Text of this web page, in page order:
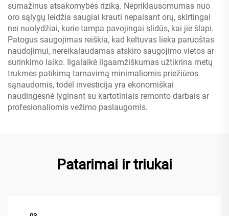
sumažinus atsakomybės riziką. Nepriklausomumas nuo
oro sąlygų leidžia saugiai krauti nepaisant orų, skirtingai
nei nuolydžiai, kurie tampa pavojingai slidūs, kai jie šlapi.
Patogus saugojimas reiškia, kad keltuvas lieka paruoštas
naudojimui, nereikalaudamas atskiro saugojimo vietos ar
surinkimo laiko. Ilgalaikė ilgaamžiškumas užtikrina metų
trukmės patikimą tarnavimą minimaliomis priežiūros
sąnaudomis, todėl investicija yra ekonomiškai
naudingesnė lyginant su kartotiniais remonto darbais ar
profesionaliomis vežimo paslaugomis.
Patarimai ir triukai